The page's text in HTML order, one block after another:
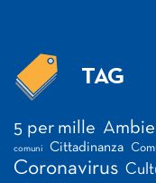
TAG
5 per mille
comuni Cittadinanza
Coronavirus